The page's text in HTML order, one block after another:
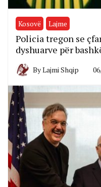
Kosovë Lajme
Policia tregon se
dyshuarve për
ByLajmi Shqip